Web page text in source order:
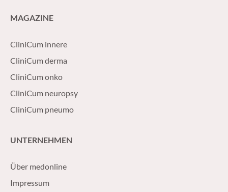
MAGAZINE
CliniCum innere
CliniCum derma
CliniCum onko
CliniCum neuropsy
CliniCum pneumo
UNTERNEHMEN
Über medonline
Impressum